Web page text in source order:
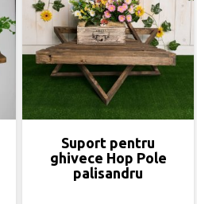
Suport pentru
ghivece Hop Pole
palisandru